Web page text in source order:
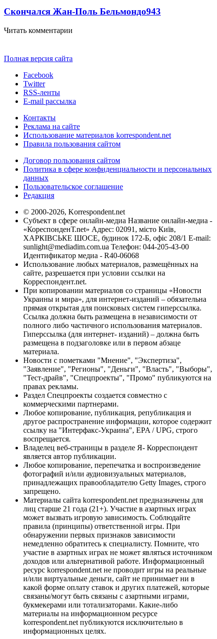
Скончался Жан-Поль Бельмондо943
Читать комментарии
Полная версия сайта
Facebook
Twitter
RSS-ленты
E-mail рассылка
Контакты
Реклама на сайте
Использование материалов korrespondent.net
Правила пользования сайтом
Договор пользования сайтом
Политика в сфере конфиденциальности и персональных
данных
Пользовательское соглашение
Редакция
© 2000-2026, Korrespondent.net
Субъект в сфере онлайн-медиа Название онлайн-медиа -
«КореспонденТ.net» Адрес: 02091, місто Київ,
ХАРКІВСЬКЕ ШОСЕ, будинок 172-Б, офіс 208/1 E-mail:
sunlight@mediadim.com.ua Телефон: 044-205-43-00
Идентификатор медиа - R40-06068
Использование любых материалов, размещённых на
сайте, разрешается при условии ссылки на
Корреспондент.net.
При копировании материалов со страницы «Новости
Украины и мира», для интернет-изданий – обязательна
прямая открытая для поисковых систем гиперссылка.
Ссылка должна быть размещена в независимости от
полного либо частичного использования материалов.
Гиперссылка (для интернет- изданий) – должна быть
размещена в подзаголовке или в первом абзаце
материала.
Новости с пометками "Мнение", "Экспертиза",
"Заявление", "Регионы", "Деньги", "Власть", "Выборы",
"Тест-драйв", "Спецпроекты", "Промо" публикуются на
правах рекламы.
Раздел Спецпроекты создается совместно с
коммерческими партнерами.
Любое копирование, публикация, републикация и
другое распространение информации, которое содержит
ссылку на "Интерфакс-Украина", EPA / UPG, строго
воспрещается.
Владелец веб-страницы в разделе Я- Корреспондент
является автор публикации.
Любое копирование, перепечатка и воспроизведение
фотографий и/или аудиовизуальных материалов,
принадлежащих правообладателю Getty Images, строго
запрещено.
Материалы сайта korrespondent.net предназначены для
лиц старше 21 года (21+). Участие в азартных играх
может вызвать игровую зависимость. Соблюдайте
правила (принципы) ответственной игры. При
обнаружении первых признаков зависимости
немедленно обратитесь к специалисту. Помните, что
участие в азартных играх не может являться источником
доходов или альтернативой работе. Информационный
ресурс korrespondent.net не проводит игры на реальные
и/или виртуальные деньги, сайт не принимает ни в
какой форме оплату ставок и других платежей, которые
связаны/могут быть связаны с азартными играми,
букмекерами или тотализаторами. Какие-либо
материалы на информационном ресурсе
korrespondent.net публикуются исключительно в
информационных целях.